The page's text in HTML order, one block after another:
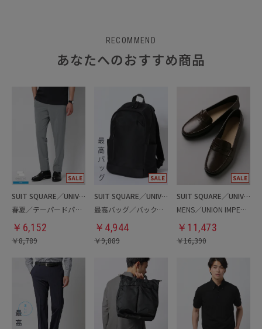
RECOMMEND
あなたへのおすすめ商品
SUIT SQUARE／UNIVERSAL LANGUAGE
春夏／テーパードパンツ
￥ 6,152
￥8,789
SUIT SQUARE／UNIVERSAL LANGUAGE
最高バッグ／バックパック
￥ 4,944
￥9,889
SUIT SQUARE／UNIVERSAL LANGUAGE
MENS／UNION IMPERIAL監修／コインローファー
￥ 11,473
￥16,390